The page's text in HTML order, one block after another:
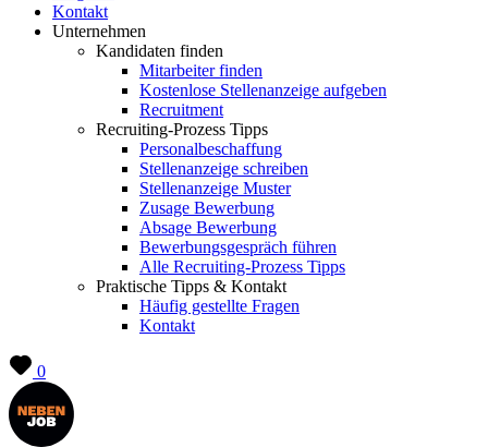
Kontakt
Unternehmen
Kandidaten finden
Mitarbeiter finden
Kostenlose Stellenanzeige aufgeben
Recruitment
Recruiting-Prozess Tipps
Personalbeschaffung
Stellenanzeige schreiben
Stellenanzeige Muster
Zusage Bewerbung
Absage Bewerbung
Bewerbungsgespräch führen
Alle Recruiting-Prozess Tipps
Praktische Tipps & Kontakt
Häufig gestellte Fragen
Kontakt
0